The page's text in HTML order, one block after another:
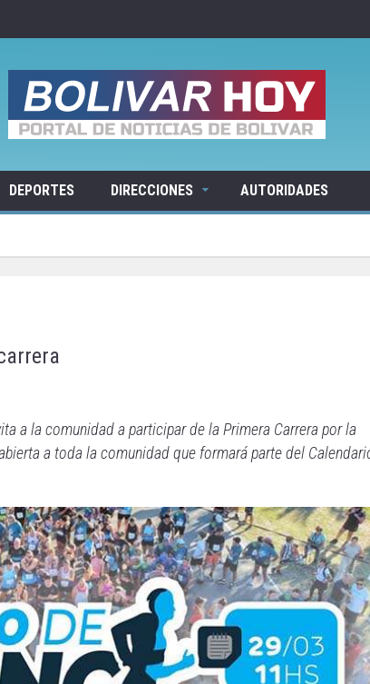
DEPORTES DIRECCIONES AUTORIDADES
a la comunidad a participar de la Primera Carrera por la
a toda la comunidad que formará parte del